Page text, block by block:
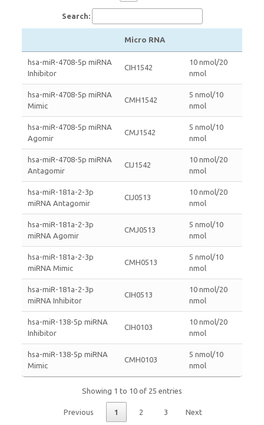
Search:
Micro RNA
hsa-miR-4708-5p miRNA
Inhibitor
CIH1542
10 nmol/20
nmol
hsa-miR-4708-5p miRNA
Mimic
CMH1542
5 nmol/10
nmol
hsa-miR-4708-5p miRNA
Agomir
CMJ1542
5 nmol/10
nmol
hsa-miR-4708-5p miRNA
Antagomir
CIJ1542
10 nmol/20
nmol
hsa-miR-181a-2-3p
miRNA Antagomir
CIJ0513
10 nmol/20
nmol
hsa-miR-181a-2-3p
miRNA Agomir
CMJ0513
5 nmol/10
nmol
hsa-miR-181a-2-3p
miRNA Mimic
CMH0513
5 nmol/10
nmol
hsa-miR-181a-2-3p
miRNA Inhibitor
CIH0513
10 nmol/20
nmol
hsa-miR-138-5p miRNA
Inhibitor
CIH0103
10 nmol/20
nmol
hsa-miR-138-5p miRNA
Mimic
CMH0103
5 nmol/10
nmol
Showing 1 to 10 of 25 entries
Previous 1 2 3 Next